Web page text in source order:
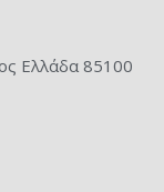
Ελλάδα 85100